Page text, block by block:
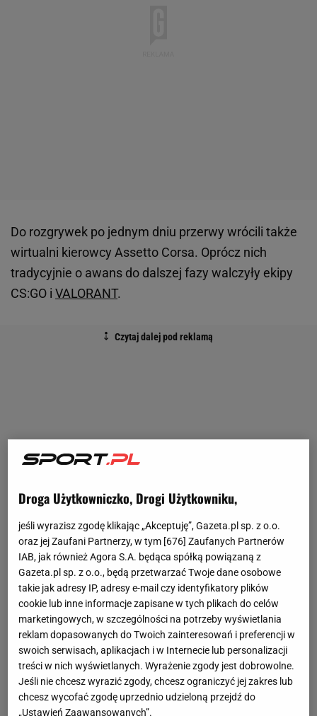
Do rozgrywek po jednym dniu przerwy wrócili także
wirtualni kierowcy Assetto Corsa. Oprócz nich
tradycyjnie o awans do dalszej fazy walczyły ekipy
CS:GO i VALORANT.
Droga Użytkowniczko, Drogi Użytkowniku,
jeśli wyrazisz zgodę klikając „Akceptuję”, Gazeta.pl sp. z o.o.
oraz jej Zaufani Partnerzy, w tym [676] Zaufanych Partnerów
IAB, jak również Agora S.A. będąca spółką powiązaną z
Gazeta.pl sp. z o.o., będą przetwarzać Twoje dane osobowe
takie jak adresy IP, adresy e-mail czy identyfikatory plików
cookie lub inne informacje zapisane w tych plikach do celów
marketingowych, w szczególności na potrzeby wyświetlania
reklam dopasowanych do Twoich zainteresowań i preferencji w
swoich serwisach, aplikacjach i w Internecie lub personalizacji
treści w nich wyświetlanych. Wyrażenie zgody jest dobrowolne.
Jeśli nie chcesz wyrazić zgody, chcesz ograniczyć jej zakres lub
chcesz wycofać zgodę uprzednio udzieloną przejdź do
„Ustawień Zaawansowanych”.